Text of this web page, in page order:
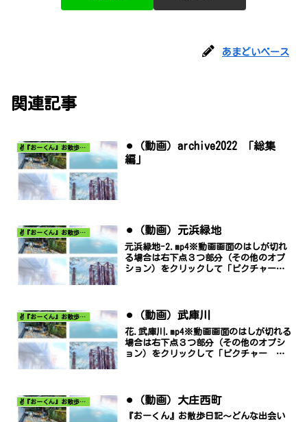
あまどいベース
関連記事
✌️『おーくん』お散歩日記〜どんな出会いがあるだろう〜
⚫︎（動画）archive2022 「総集
編」
✌️『おーくん』お散歩日記〜どんな出会いがあるだろう〜 ⚫︎（動画）元浜緑地
元浜緑地-2.mp4※動画画面のはしが切れ
る場合は右下点３つ部分（その他のオプ
ション）をクリックして「ピクチャー
✌️『おーくん』お散歩日記〜どんな出会いがあるだろう〜 ⚫︎（動画）武庫川
花.武庫川.mp4※動画画面のはしが切れる
場合は右下点３つ部分（その他のオプシ
ョン）をクリックして「ピクチャー イ
✌️『おーくん』お散歩日記〜どんな出会いがあるだろう〜 ⚫︎（動画）大庄西町
『おーくん』お散歩日記〜どんな出会い